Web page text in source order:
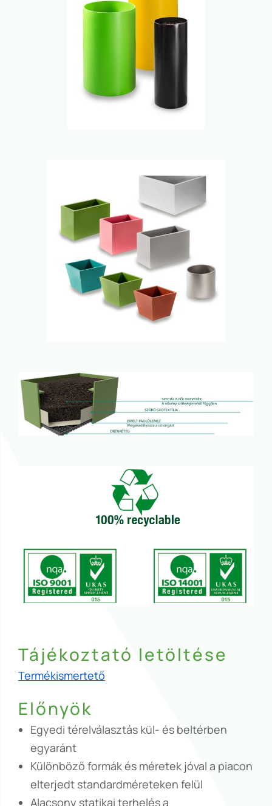
Tájékoztató letöltése
Termékismertető
Előnyök
Egyedi térelválasztás kül- és beltérben
egyaránt
Különböző formák és méretek jóval a piacon
elterjedt standardméreteken felül
Alacsony statikai terhelés a